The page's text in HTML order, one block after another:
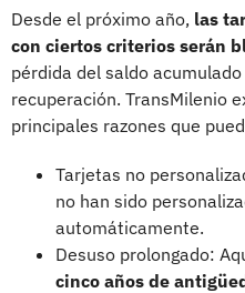
Desde el próximo año, las
con ciertos criterios serán
pérdida del saldo
recuperación. TransMilenio
principales razones que
Tarjetas no
no han sido
automáticamente.
Desuso prolongado:
cinco años de